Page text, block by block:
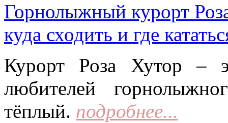
Горнолыжный курорт
куда сходить и где
Курорт Роза Хутор –
любителей
тёплый. подробнее...